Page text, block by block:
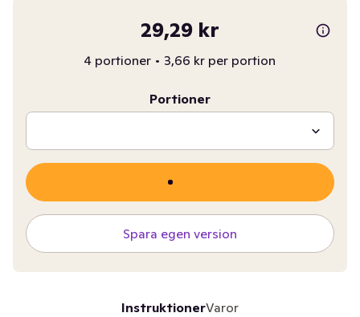
29,29 kr
4 portioner • 3,66 kr per portion
Portioner
Spara egen version
InstruktionerVaror